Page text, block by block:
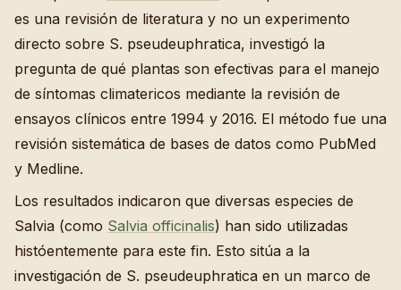
es una revisión de literatura y no un experimento
directo sobre S. pseudeuphratica, investigó la
pregunta de qué plantas son efectivas para el manejo
de síntomas climatericos mediante la revisión de
ensayos clínicos entre 1994 y 2016. El método fue una
revisión sistemática de bases de datos como PubMed
y Medline.
Los resultados indicaron que diversas especies de
Salvia (como Salvia officinalis) han sido utilizadas
históentemente para este fin. Esto sitúa a la
investigación de S. pseudeuphratica en un marco de